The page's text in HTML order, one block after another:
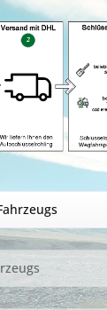
2.0 GmbH (in
Nürnberg)
Händlerprofil
und Zubehör